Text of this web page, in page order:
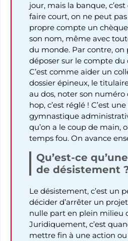
jour, mais la banque,
faire court, on ne peut
propre compte un chèque
son nom, même avec
du monde. Par contre,
déposer sur le compte
C’est comme aider un
dossier épineux, le
au dos, noter son
hop, c’est réglé ! C’est
gymnastique
qu’on a le coup de main,
temps fou. On avance
Qu’est-ce
de désistement
Le désistement, c’est un
décider d’arrêter un
nulle part en plein milieu
Juridiquement, c’est
mettre fin à une action ou